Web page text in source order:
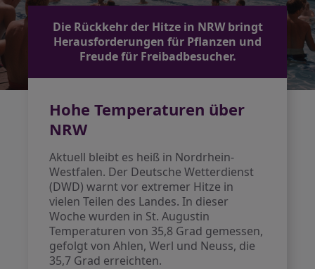
Die Rückkehr der Hitze in NRW bringt
Herausforderungen für Pflanzen und
Freude für Freibadbesucher.
Hohe Temperaturen über
NRW
Aktuell bleibt es heiß in Nordrhein-
Westfalen. Der Deutsche Wetterdienst
(DWD) warnt vor extremer Hitze in
vielen Teilen des Landes. In dieser
Woche wurden in St. Augustin
Temperaturen von 35,8 Grad gemessen,
gefolgt von Ahlen, Werl und Neuss, die
35,7 Grad erreichten.